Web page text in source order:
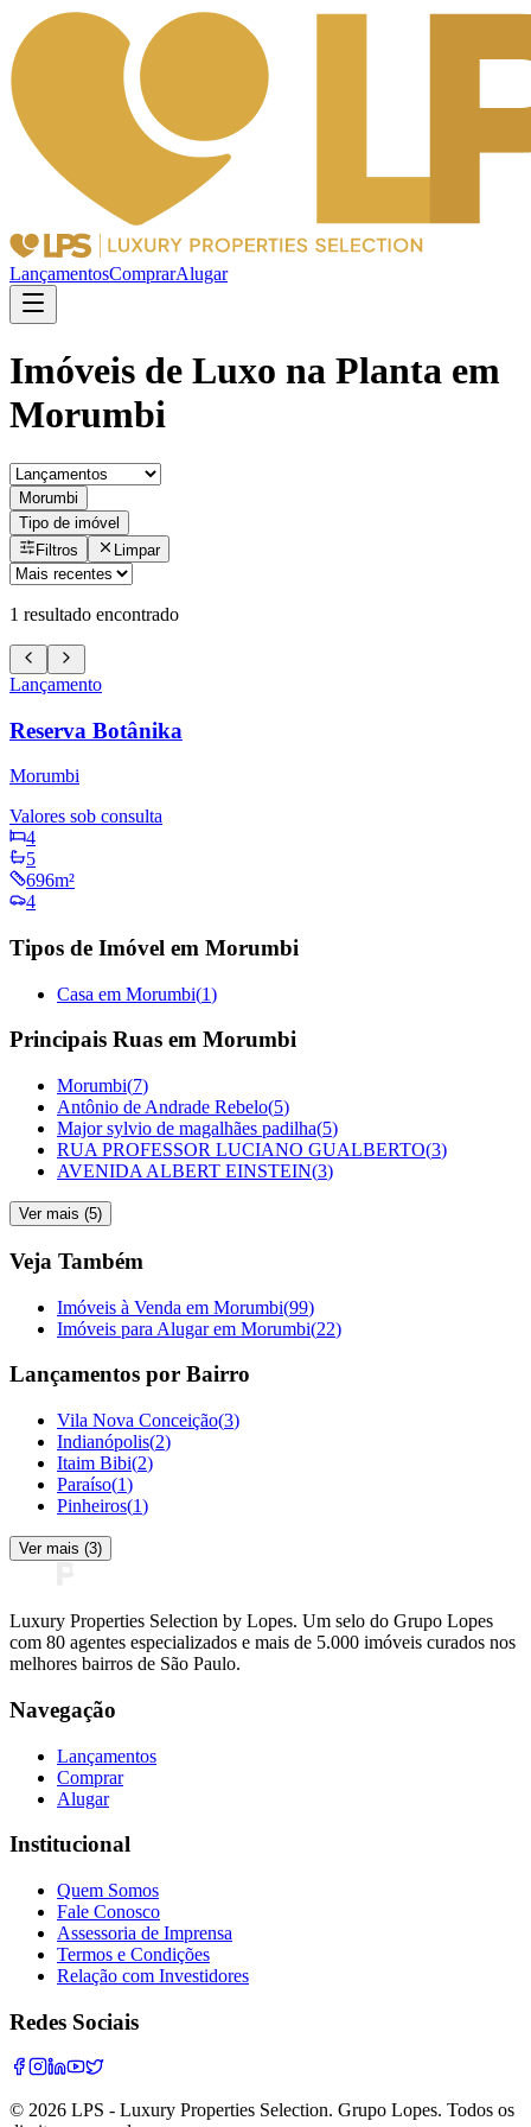
LançamentosComprarAlugar
Imóveis de Luxo na Planta em
Morumbi
Morumbi
Tipo de imóvel
Filtros
Limpar
1 resultado encontrado
Lançamento
Reserva Botânika
Morumbi
Valores sob consulta
4
5
696m²
4
Tipos de Imóvel em Morumbi
Casa em Morumbi(1)
Principais Ruas em Morumbi
Morumbi(7)
Antônio de Andrade Rebelo(5)
Major sylvio de magalhães padilha(5)
RUA PROFESSOR LUCIANO GUALBERTO(3)
AVENIDA ALBERT EINSTEIN(3)
Ver mais (5)
Veja Também
Imóveis à Venda em Morumbi(99)
Imóveis para Alugar em Morumbi(22)
Lançamentos por Bairro
Vila Nova Conceição(3)
Indianópolis(2)
Itaim Bibi(2)
Paraíso(1)
Pinheiros(1)
Ver mais (3)
Luxury Properties Selection by Lopes. Um selo do Grupo Lopes
com 80 agentes especializados e mais de 5.000 imóveis curados nos
melhores bairros de São Paulo.
Navegação
Lançamentos
Comprar
Alugar
Institucional
Quem Somos
Fale Conosco
Assessoria de Imprensa
Termos e Condições
Relação com Investidores
Redes Sociais
© 2026 LPS - Luxury Properties Selection. Grupo Lopes. Todos os